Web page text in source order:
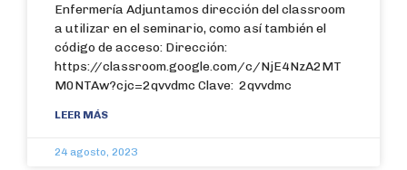
Enfermería Adjuntamos dirección del classroom
a utilizar en el seminario, como así también el
código de acceso: Dirección:
https://classroom.google.com/c/NjE4NzA2MT
M0NTAw?cjc=2qvvdmc Clave: 2qvvdmc
LEER MÁS
24 agosto, 2023